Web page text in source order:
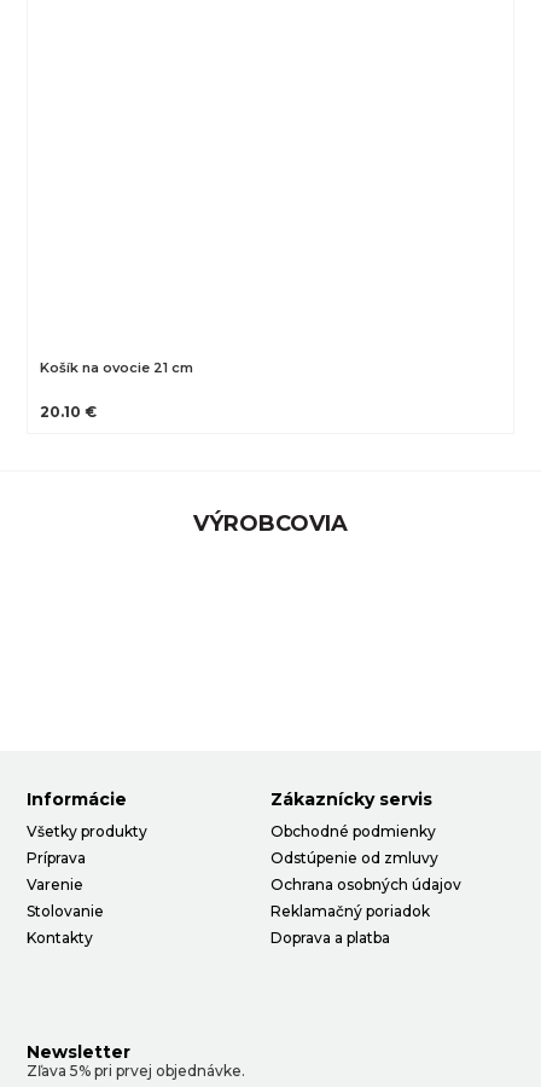
Košík na ovocie 21 cm
20.10 €
VÝROBCOVIA
Informácie
Všetky produkty
Príprava
Varenie
Stolovanie
Kontakty
Zákaznícky servis
Obchodné podmienky
Odstúpenie od zmluvy
Ochrana osobných údajov
Reklamačný poriadok
Doprava a platba
Newsletter
Zľava 5% pri prvej objednávke.